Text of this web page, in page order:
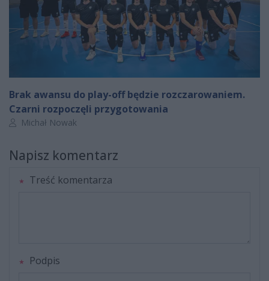
Brak awansu do play-off będzie rozczarowaniem.
Czarni rozpoczęli przygotowania
Autor artykułu:
Michał Nowak
Napisz komentarz
Treść komentarza
Podpis